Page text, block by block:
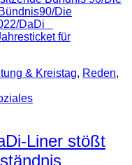
Die
DaDi
für
& Kreistag, Reden,
Liner stößt